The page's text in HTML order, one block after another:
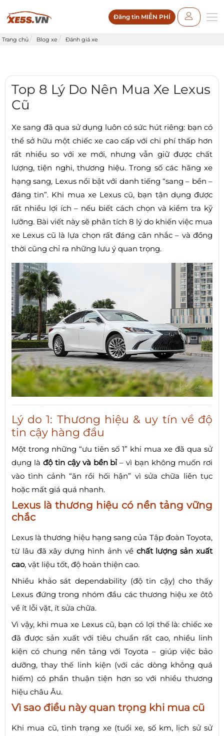
Đăng tin MIỄN PHÍ
Trang chủ Blog xe Đánh giá xe
Top 8 Lý Do Nên Mua Xe Lexus
Cũ
Xe sang đã qua sử dụng luôn có sức hút riêng: bạn có
thể sở hữu một chiếc xe cao cấp với chi phí thấp hơn
rất nhiều so với xe mới, nhưng vẫn giữ được chất
lượng, tiện nghi, thương hiệu. Trong số các hãng xe
hạng sang, Lexus nổi bật với danh tiếng “sang – bền –
đáng tin”. Khi mua xe Lexus cũ, bạn tận dụng được
rất nhiều lợi ích – nếu biết cách chọn và kiểm tra kỹ
lưỡng. Bài viết này sẽ phân tích 8 lý do khiến việc mua
xe Lexus cũ là lựa chọn rất đáng cân nhắc – và đồng
thời cũng chỉ ra những lưu ý quan trọng.
Lý do 1: Thương hiệu & uy tín về độ
tin cậy hàng đầu
Một trong những “ưu tiên số 1” khi mua xe đã qua sử
dụng là độ tin cậy và bền bỉ – vì bạn không muốn rơi
vào tình cảnh “ăn rồi hối hận” vì sửa chữa liên tục
hoặc mất giá quá nhanh.
Lexus là thương hiệu có nền tảng vững
chắc
Lexus là thương hiệu hạng sang của Tập đoàn Toyota,
từ lâu đã xây dựng hình ảnh về chất lượng sản xuất
cao, vật liệu tốt, độ hoàn thiện cao.
Nhiều khảo sát dependability (độ tin cậy) cho thấy
Lexus đứng trong nhóm đầu các thương hiệu xe ôtô
về ít lỗi vặt, ít sửa chữa.
Vì vậy, khi mua xe Lexus cũ, bạn có lợi thế là: chiếc xe
đã được sản xuất với tiêu chuẩn rất cao, nhiều linh
kiện có chung nền tảng với Toyota – giúp việc bảo
dưỡng, thay thế linh kiện (với các dòng không quá
hiếm) có phần thuận tiện hơn so với nhiều thương
hiệu châu Âu.
Vì sao điều này quan trọng khi mua cũ
Khi mua cũ, tình trạng xe (tuổi xe, số km, lịch sử sử